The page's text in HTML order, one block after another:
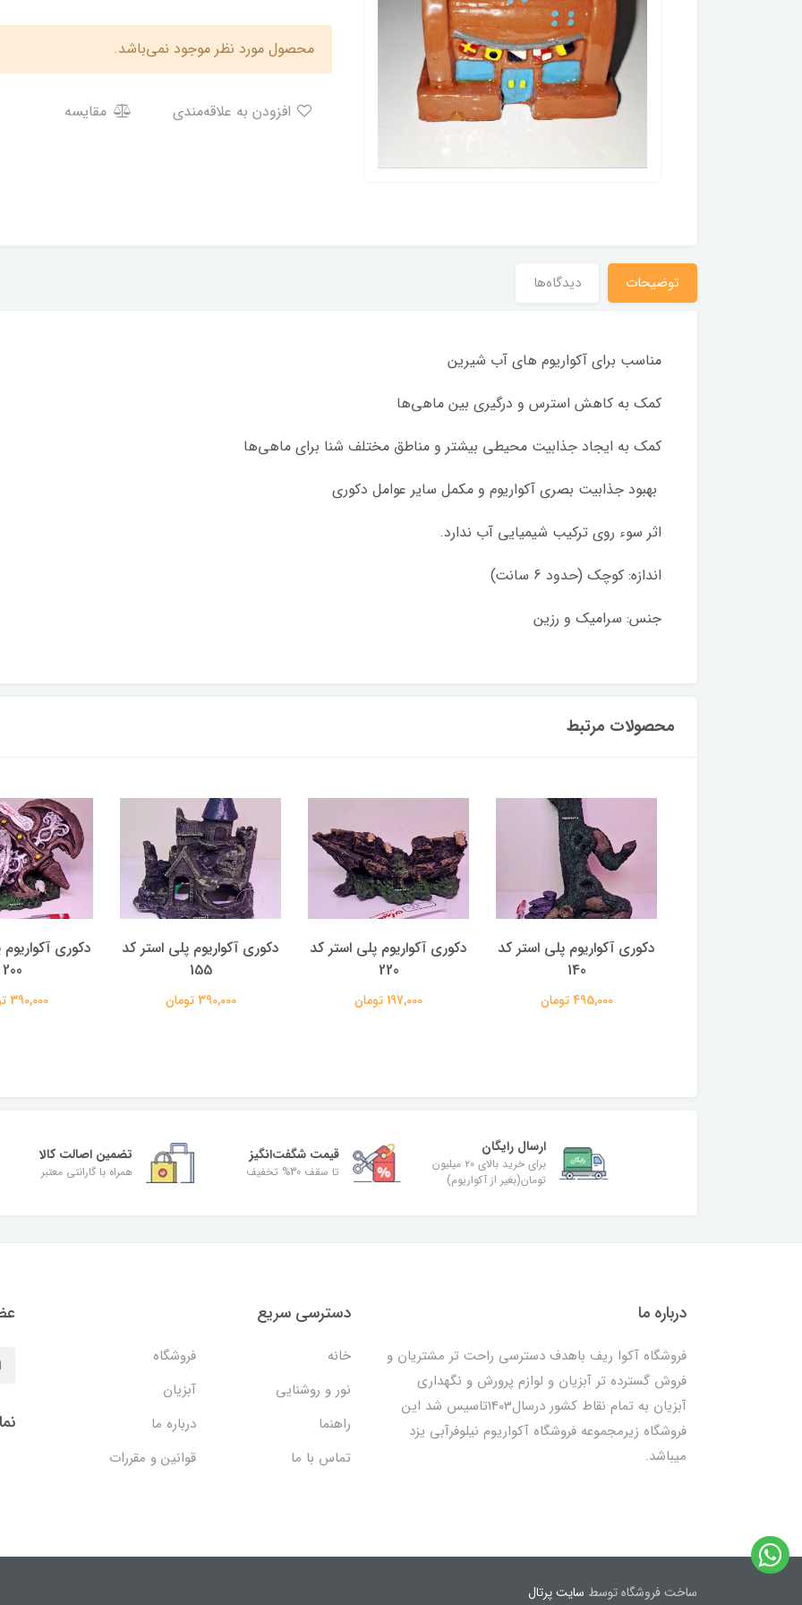
محصول مورد نظر موجود نمی‌باشد.
مقایسه
توضیحات دیدگاه‌ها
مناسب برای آکواریوم های آب شیرین
کمک به کاهش استرس و درگیری بین ماهی‌ها
کمک به ایجاد جذابیت محیطی بیشتر و مناطق مختلف شنا برای ماهی‌ها
بهبود جذابیت بصری آکواریوم و مکمل سایر عوامل دکوری
اثر سوء روی ترکیب شیمیایی آب ندارد.
اندازه: کوچک (حدود 6 سانت)
جنس: سرامیک و رزین
محصولات مرتبط
دکوری آکواریوم پلی استر کد
140
495,000 تومان
دکوری آکواریوم پلی استر کد
220
197,000 تومان
دکوری آکواریوم پلی استر کد
155
390,000 تومان
دکوری
200
390,000 تومان
ارسال رایگان
برای خرید بالای ۲۰ میلیون
تومان(بغیر از آکواریوم)
قیمت شگفت‌انگیز
تا سقف 30% تخفیف
تضمین اصالت کالا
همراه با گارانتی معتبر
درباره ما
فروشگاه آکوا ریف باهدف دسترسی راحت تر مشتریان و
فروش گسترده تر آبزیان و لوازم پرورش و نگهداری
آبزیان به تمام نقاط کشور درسال1403تاسیس شد این
فروشگاه زیرمجموعه فروشگاه آکواریوم نیلوفرآبی یزد
میباشد.
دسترسی سریع
خانه
فروشگاه
نور و روشنایی
آبزیان
راهنما
درباره ما
تماس با ما
قوانین و مقررات
ساخت فروشگاه توسط سایت پرتال